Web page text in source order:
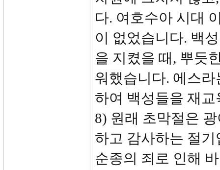
다. 여호수아 시대
이 없었습니다. 백
을 지켰을 때, 뿌듯
워했습니다. 에스
하여 백성들을 재
8) 원래 초막절은
하고 감사하는 절
순종의 죄로 인해